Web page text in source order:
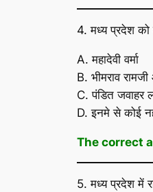
4. मध्य प्रदेश को
A. महादेवी वर्मा
B. भीमराव
C. पंडित जवाहर
D. इनमे से कोई
The correct
5. मध्य प्रदेश में